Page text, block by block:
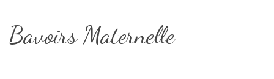
Bavoirs Maternelle